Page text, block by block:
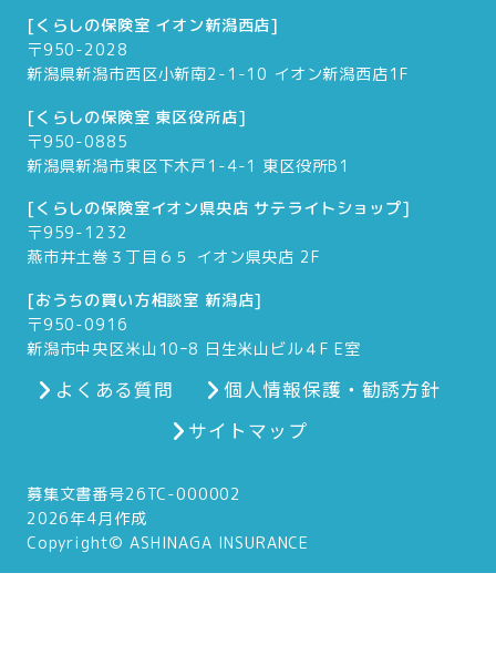
[くらしの保険室 イオン新潟西店]
〒950-2028
新潟県新潟市西区小新南2-1-10 イオン新潟西店1F
[くらしの保険室 東区役所店]
〒950-0885
新潟県新潟市東区下木戸1-4-1 東区役所B1
[くらしの保険室イオン県央店 サテライトショップ]
〒959-1232
燕市井土巻３丁目６５ イオン県央店 2F
[おうちの買い方相談室 新潟店]
〒950-0916
新潟市中央区米山10ｰ8 日生米山ビル４F E室
よくある質問
個人情報保護・勧誘方針
サイトマップ
募集文書番号26TC-000002
2026年4月作成
Copyright© ASHINAGA INSURANCE